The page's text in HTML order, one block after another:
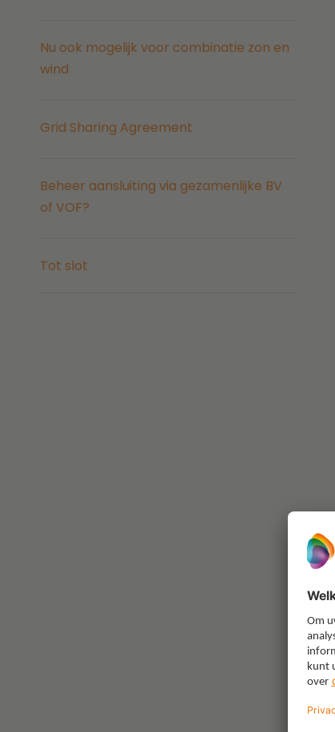
Nu ook mogelijk voor combinatie zon en
wind
Grid Sharing Agreement
Beheer aansluiting via gezamenlijke BV
of VOF?
Tot slot